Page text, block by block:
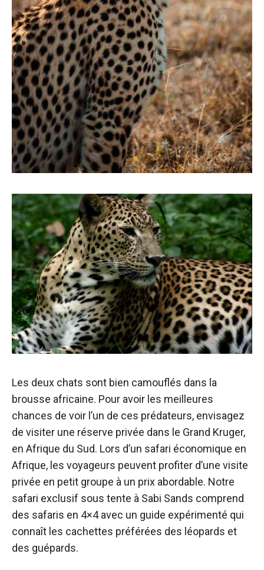
Les deux chats sont bien camouflés dans la
brousse africaine. Pour avoir les meilleures
chances de voir l’un de ces prédateurs, envisagez
de visiter une réserve privée dans le Grand Kruger,
en Afrique du Sud. Lors d’un safari économique en
Afrique, les voyageurs peuvent profiter d’une visite
privée en petit groupe à un prix abordable. Notre
safari exclusif sous tente à Sabi Sands comprend
des safaris en 4×4 avec un guide expérimenté qui
connaît les cachettes préférées des léopards et
des guépards.